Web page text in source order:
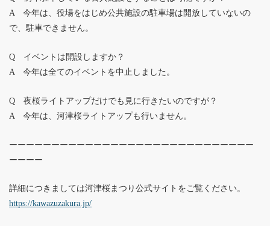
A 今年は、役場をはじめ公共施設の駐車場は開放していないの
で、駐車できません。
Q イベントは開設しますか？
A 今年は全てのイベントを中止しました。
Q 夜桜ライトアップだけでも見に行きたいのですが？
A 今年は、河津桜ライトアップも行いません。
ーーーーーーーーーーーーーーーーーーーーーーーーーーーーー
ーーーー
詳細につきましては河津桜まつり公式サイトをご覧ください。
https://kawazuzakura.jp/